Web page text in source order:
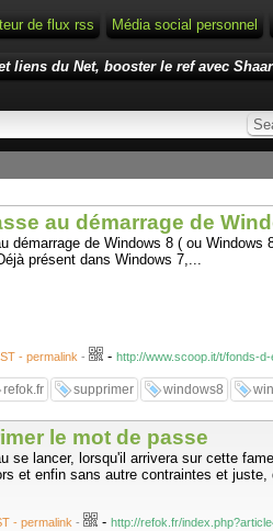
de flux rss Média social personnel
liens du Net, booster le ref avec
au démarrage de
de Windows 8 ( ou Windows
présent dans Windows 7,...
- permalink - - http://www.scoop.it/t/fonds-
refok.fr supprimer windows8
le mot de passe
se lancer, lorsqu'il arrivera sur cette
et enfin sans autre contraintes et
- permalink - - http://refok.fr/